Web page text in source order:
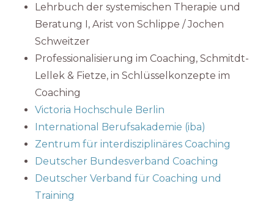
Lehrbuch der systemischen Therapie und
Beratung I, Arist von Schlippe / Jochen
Schweitzer
Professionalisierung im Coaching, Schmitdt-
Lellek & Fietze, in Schlüsselkonzepte im
Coaching
Victoria Hochschule Berlin
International Berufsakademie (iba)
Zentrum für interdisziplinäres Coaching
Deutscher Bundesverband Coaching
Deutscher Verband für Coaching und
Training